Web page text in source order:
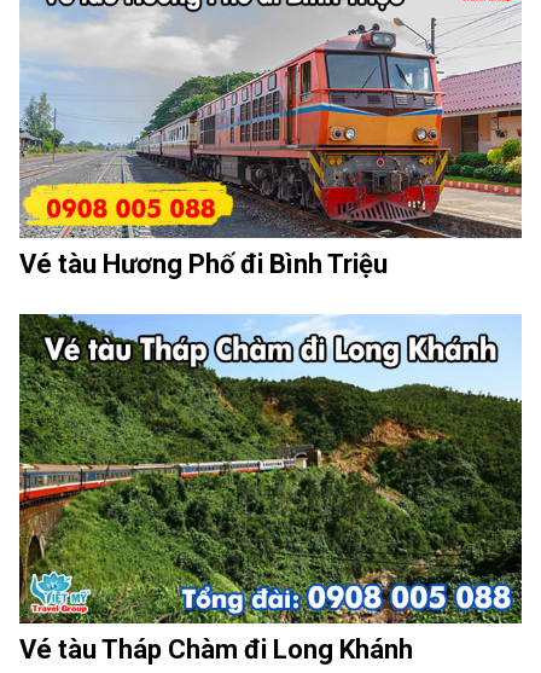
Vé tàu Hương Phố đi Bình Triệu
Vé tàu Tháp Chàm đi Long Khánh